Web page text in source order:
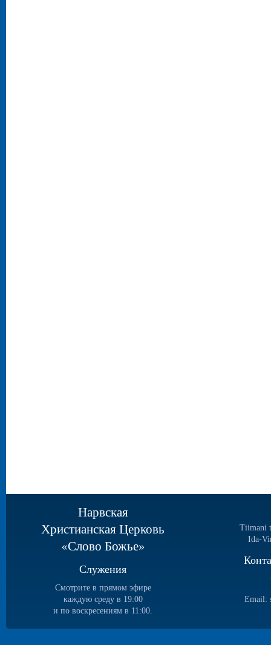
Нарвская
Христианская Церковь
«Слово Божье»
Служения
Смотрите в прямом эфире
каждую среду в 19:00
и по воскресениям в 11:00.
Tiimani
Ida-
Email: